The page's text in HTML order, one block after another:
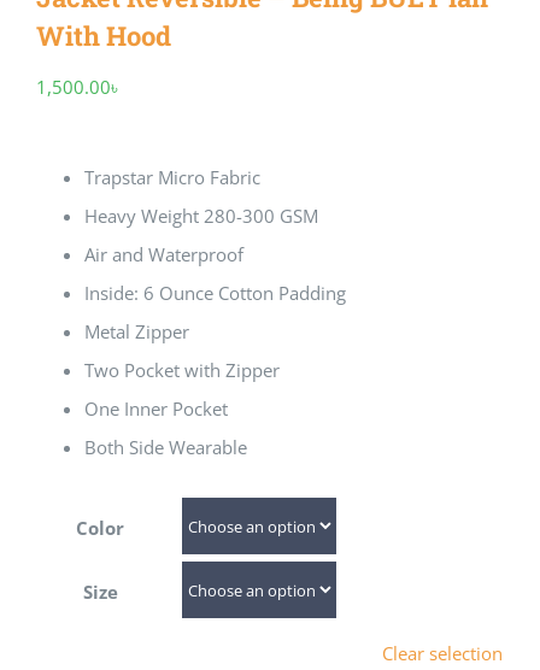
With Hood
1,500.00৳
Trapstar Micro Fabric
Heavy Weight 280-300 GSM
Air and Waterproof
Inside: 6 Ounce Cotton Padding
Metal Zipper
Two Pocket with Zipper
One Inner Pocket
Both Side Wearable
Color
Size
Clear selection